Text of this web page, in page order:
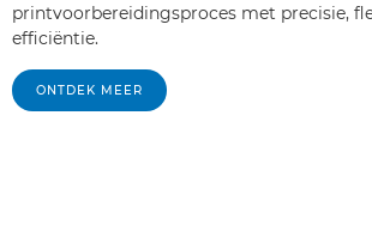
printvoorbereidingsproces met precisie,
efficiëntie.
ONTDEK MEER